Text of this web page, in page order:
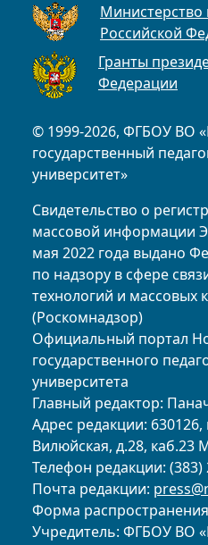
© 1999-2026, ФГБОУ ВО
государственный
университет»
Свидетельство о
массовой информации
мая 2022 года выдано
по надзору в сфере
технологий и массовых
(Роскомнадзор)
Официальный портал
государственного
университета
Главный редактор:
Адрес редакции: 630126,
Вилюйская, д.28, каб.23
Телефон редакции: (383)
Почта редакции:
Форма
Учредитель: ФГБОУ ВО
Российской
Гранты
Федерации